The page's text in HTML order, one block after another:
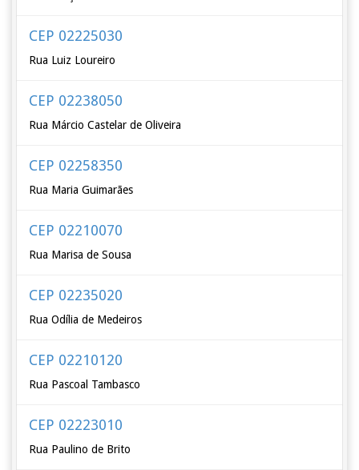
CEP 02225030
Rua Luiz Loureiro
CEP 02238050
Rua Márcio Castelar de Oliveira
CEP 02258350
Rua Maria Guimarães
CEP 02210070
Rua Marisa de Sousa
CEP 02235020
Rua Odília de Medeiros
CEP 02210120
Rua Pascoal Tambasco
CEP 02223010
Rua Paulino de Brito